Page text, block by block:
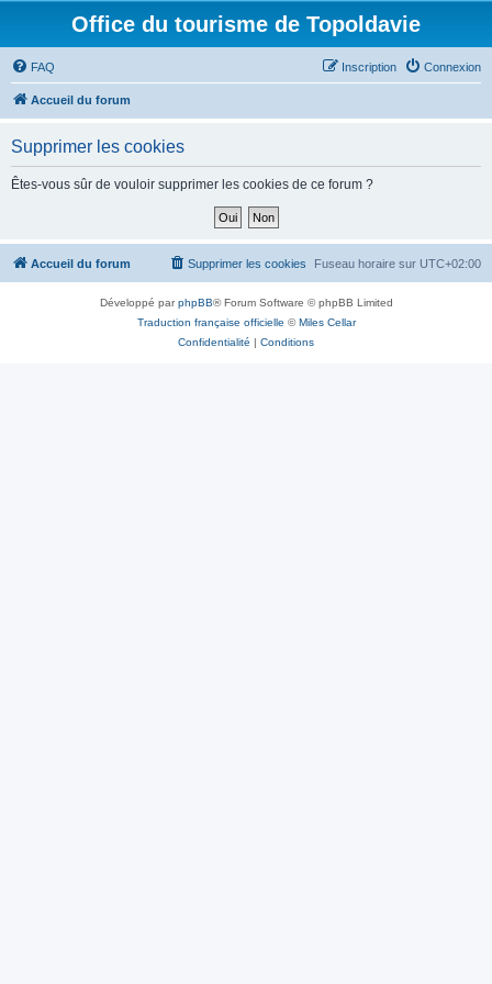
Office du tourisme de Topoldavie
FAQ Connexion
Inscription
Accueil du forum
Supprimer les cookies
Êtes-vous sûr de vouloir supprimer les cookies de ce forum ?
Accueil du forum Fuseau horaire sur UTC+02:00
Supprimer les cookies
Développé parphpBB® Forum Software © phpBB Limited
Traduction française officielle ©Miles Cellar
Confidentialité | Conditions